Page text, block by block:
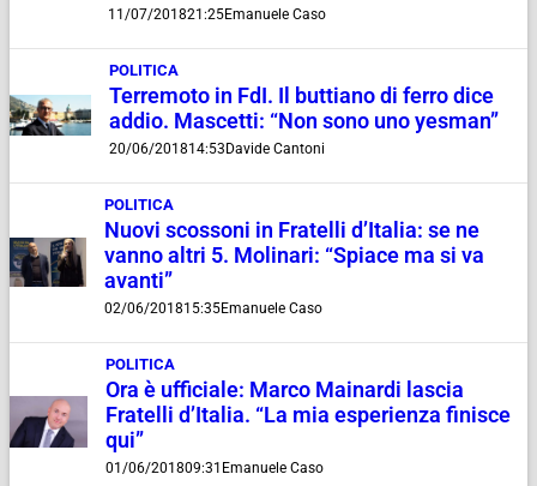
11/07/201821:25Emanuele Caso
POLITICA
Terremoto in FdI. Il buttiano di ferro dice
addio. Mascetti: “Non sono uno yesman”
20/06/201814:53Davide Cantoni
POLITICA
Nuovi scossoni in Fratelli d’Italia: se ne
vanno altri 5. Molinari: “Spiace ma si va
avanti”
02/06/201815:35Emanuele Caso
POLITICA
Ora è ufficiale: Marco Mainardi lascia
Fratelli d’Italia. “La mia esperienza finisce
qui”
01/06/201809:31 Emanuele Caso